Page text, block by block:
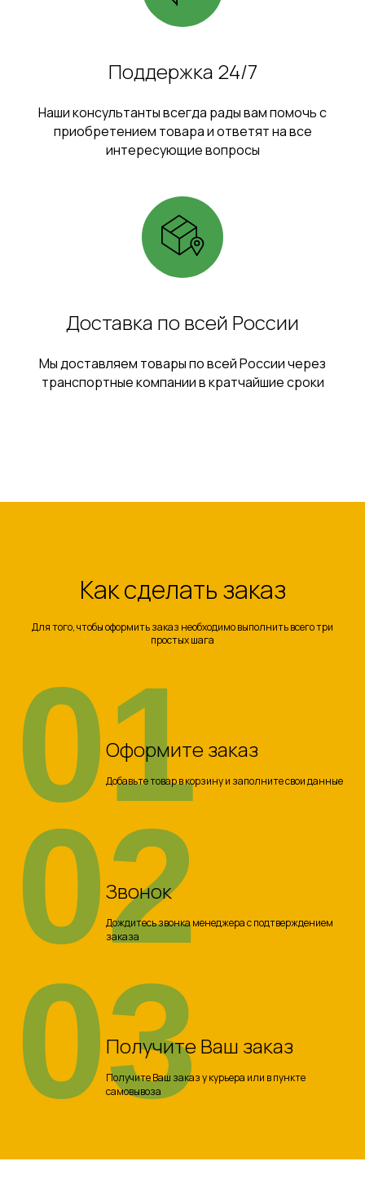
Поддержка 24/7
Наши консультанты всегда рады вам помочь с
приобретением товара и ответят на все
интересующие вопросы
Доставка по всей России
Мы доставляем товары по всей России через
транспортные компании в кратчайшие сроки
Как сделать заказ
Для того, чтобы оформить заказ необходимо выполнить всего три
простых шага
Оформите заказ
Добавьте товар в корзину и заполните свои данные
01
Звонок
Дождитесь звонка менеджера с подтверждением
заказа
02
Получите Ваш заказ
Получите Ваш заказ у курьера или в пункте
самовывоза
03